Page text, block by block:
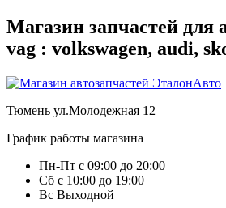
Магазин запчастей для
vag : volkswagen, audi,
Тюмень ул.Молодежная 12
График работы магазина
Пн-Пт с 09:00 до 20:00
Сб с 10:00 до 19:00
Вс Выходной